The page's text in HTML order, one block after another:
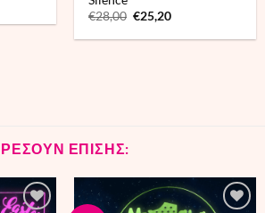
€28,00 Original
price
was:
€25,20Current
is:
ΕΠΙΣΗΣ: